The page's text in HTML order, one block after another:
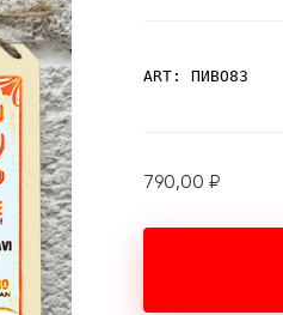
ART: ПИВО83
790,00 ₽